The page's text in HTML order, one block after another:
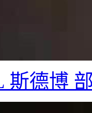
斯德博